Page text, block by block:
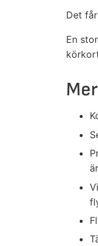
Det
En